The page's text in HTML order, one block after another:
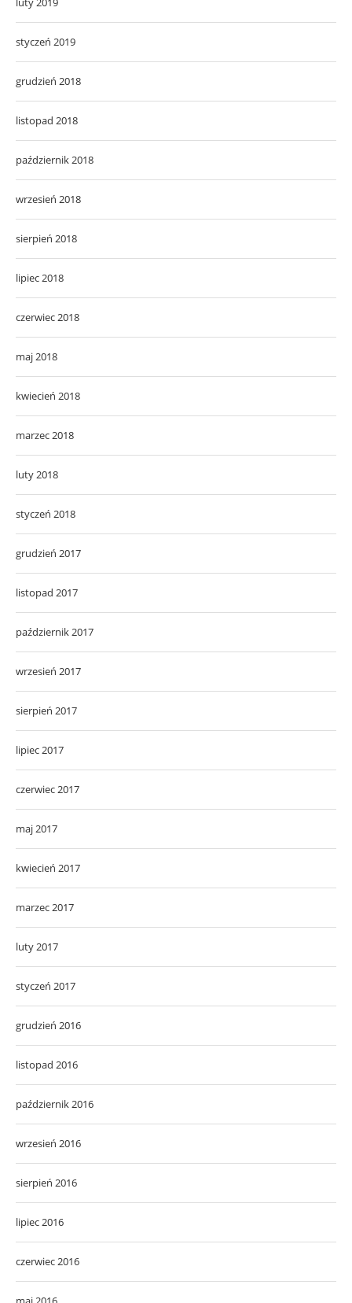
styczeń 2019
grudzień 2018
listopad 2018
październik 2018
wrzesień 2018
sierpień 2018
lipiec 2018
czerwiec 2018
maj 2018
kwiecień 2018
marzec 2018
luty 2018
styczeń 2018
grudzień 2017
listopad 2017
październik 2017
wrzesień 2017
sierpień 2017
lipiec 2017
czerwiec 2017
maj 2017
kwiecień 2017
marzec 2017
luty 2017
styczeń 2017
grudzień 2016
listopad 2016
październik 2016
wrzesień 2016
sierpień 2016
lipiec 2016
czerwiec 2016